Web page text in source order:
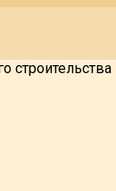
строительства